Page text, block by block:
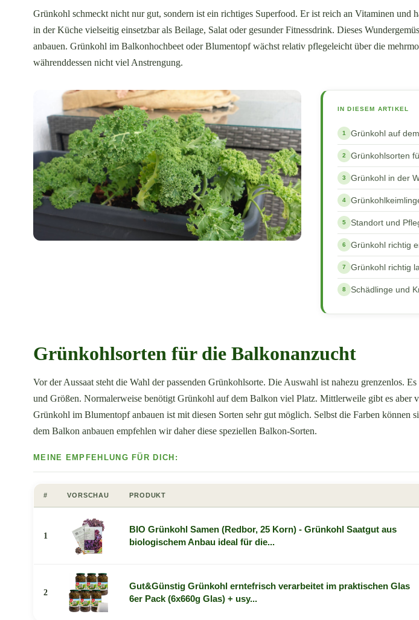
Grünkohl schmeckt nicht nur gut, sondern ist ein richtiges Superfood. Er ist reich an Vitaminen und
in der Küche vielseitig einsetzbar als Beilage, Salat oder gesunder Fitnessdrink. Dieses
anbauen. Grünkohl im Balkonhochbeet oder Blumentopf wächst relativ pflegeleicht über die
währenddessen nicht viel Anstrengung.
IN DIESEM ARTIKEL
Grünkohl auf
Grünkohlsorten
Grünkohl in der
Standort und
Grünkohl richtig
Grünkohl richtig
Schädlinge und
Grünkohlsorten für die Balkonanzucht
Vor der Aussaat steht die Wahl der passenden Grünkohlsorte. Die Auswahl ist nahezu grenzenlos.
und Größen. Normalerweise benötigt Grünkohl auf dem Balkon viel Platz. Mittlerweile gibt es aber
Grünkohl im Blumentopf anbauen ist mit diesen Sorten sehr gut möglich. Selbst die Farben können
dem Balkon anbauen empfehlen wir daher diese speziellen Balkon-Sorten.
# VORSCHAU PRODUKT
1
BIO Grünkohl Samen (Redbor, 25 Korn) - Grünkohl Saatgut aus
biologischem Anbau ideal für die...
2
Gut&Günstig Grünkohl erntefrisch verarbeitet im praktischen Glas
6er Pack (6x660g Glas) + usy...